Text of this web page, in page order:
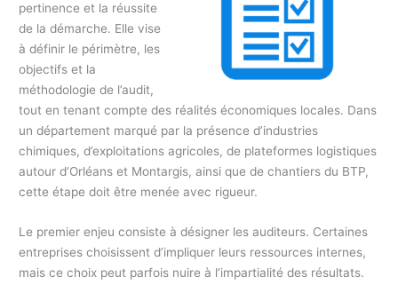
pertinence et la réussite
de la démarche. Elle vise
à définir le périmètre, les
objectifs et la
méthodologie de l’audit,
tout en tenant compte des réalités économiques locales. Dans
un département marqué par la présence d’industries
chimiques, d’exploitations agricoles, de plateformes logistiques
autour d’Orléans et Montargis, ainsi que de chantiers du BTP,
cette étape doit être menée avec rigueur.
Le premier enjeu consiste à désigner les auditeurs. Certaines
entreprises choisissent d’impliquer leurs ressources internes,
mais ce choix peut parfois nuire à l’impartialité des résultats.